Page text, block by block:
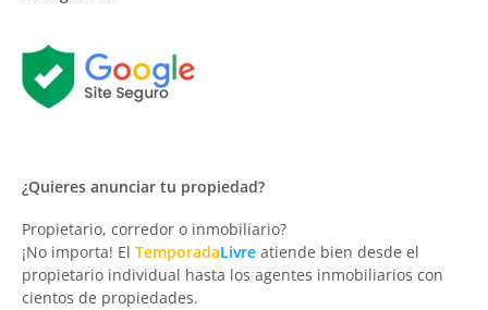
¿Quieres anunciar tu propiedad?
Propietario, corredor o inmobiliario?
¡No importa! El TemporadaLivre atiende bien desde el
propietario individual hasta los agentes inmobiliarios con
cientos de propiedades.